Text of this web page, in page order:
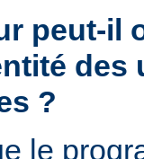
peut-il
des
?
le